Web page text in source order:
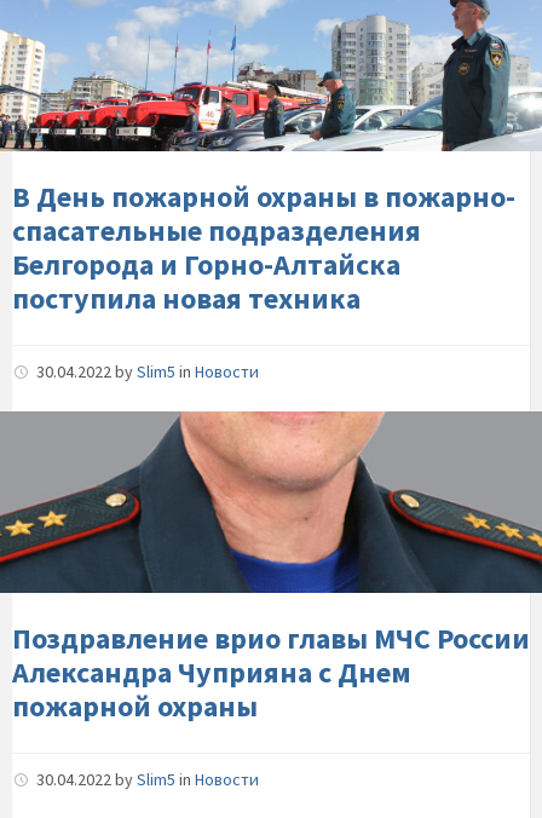
День-
пожарной-
охраны-
в-
пожарно-
спасательные-
подразделения-
Белгорода-
и-
Горно-
Алтайска-
В День пожарной охраны в пожарно-
спасательные подразделения
Белгорода и Горно-Алтайска
поступила новая техника
30.04.2022bySlim5 in Новости
Поздравление-
врио-
главы-
МЧС-
России-
Александра-
Чуприяна-
с-
пожарной-
Поздравление врио главы МЧС России
Александра Чуприяна с Днем
пожарной охраны
30.04.2022bySlim5 in Новости